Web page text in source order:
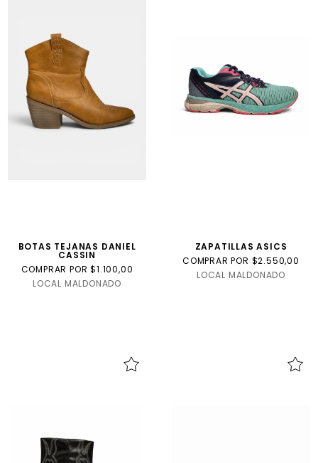
BOTAS TEJANAS DANIEL
CASSIN
COMPRAR POR $1.100,00
LOCAL MALDONADO
ZAPATILLAS ASICS
COMPRAR POR $2.550,00
LOCAL MALDONADO